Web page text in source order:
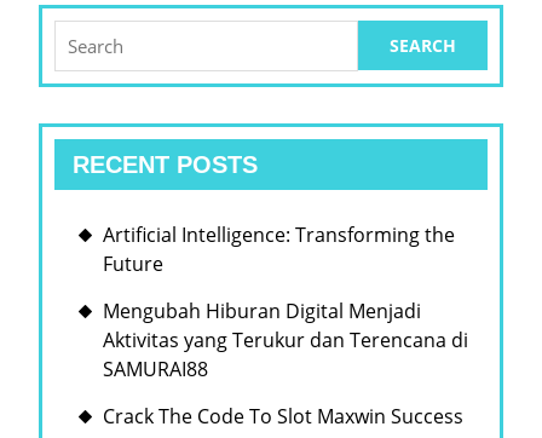
LINE
INTERNET
GAMES
for:
RECENT POSTS
Artificial Intelligence: Transforming the
Future
Mengubah Hiburan Digital Menjadi
Aktivitas yang Terukur dan Terencana di
SAMURAI88
Crack The Code To Slot Maxwin Success